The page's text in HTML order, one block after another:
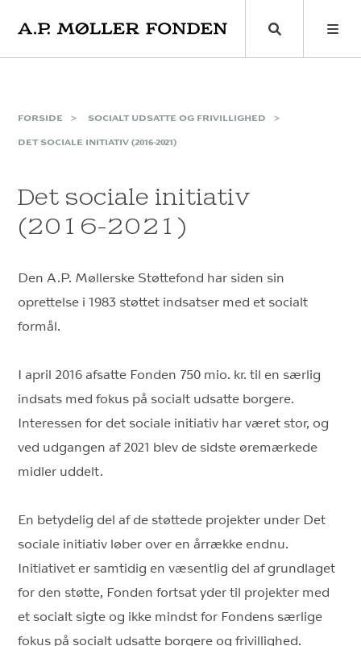
Skip
FORSIDE SOCIALT UDSATTE OG FRIVILLIGHED
DET SOCIALE INITIATIV (2016-2021)
Det sociale initiativ
(2016-2021)
Den A.P. Møllerske Støttefond har siden sin
oprettelse i 1983 støttet indsatser med et socialt
formål.
I april 2016 afsatte Fonden 750 mio. kr. til en særlig
indsats med fokus på socialt udsatte borgere.
Interessen for det sociale initiativ har været stor, og
ved udgangen af 2021 blev de sidste øremærkede
midler uddelt.
En betydelig del af de støttede projekter under Det
sociale initiativ løber over en årrække endnu.
Initiativet er samtidig en væsentlig del af grundlaget
for den støtte, Fonden fortsat yder til projekter med
et socialt sigte og ikke mindst for Fondens særlige
fokus på socialt udsatte borgere og frivillighed.